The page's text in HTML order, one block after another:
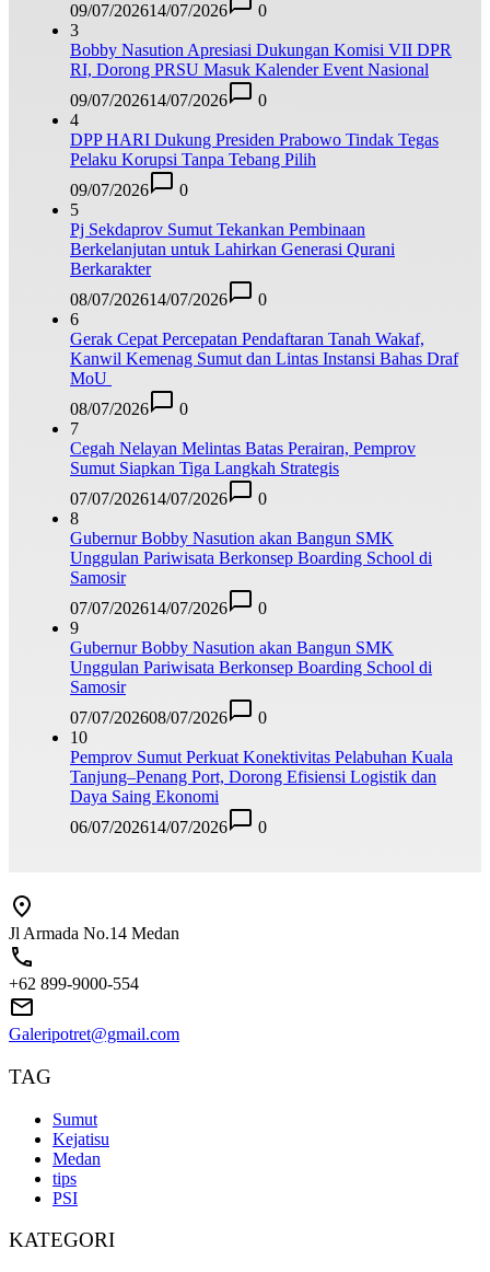
09/07/202614/07/2026
0
3
Bobby Nasution Apresiasi Dukungan Komisi VII DPR
RI, Dorong PRSU Masuk Kalender Event Nasional
09/07/202614/07/2026
0
4
DPP HARI Dukung Presiden Prabowo Tindak Tegas
Pelaku Korupsi Tanpa Tebang Pilih
09/07/2026
0
5
Pj Sekdaprov Sumut Tekankan Pembinaan
Berkelanjutan untuk Lahirkan Generasi Qurani
Berkarakter
08/07/202614/07/2026
0
6
Gerak Cepat Percepatan Pendaftaran Tanah Wakaf,
Kanwil Kemenag Sumut dan Lintas Instansi Bahas Draf
MoU
08/07/2026
0
7
Cegah Nelayan Melintas Batas Perairan, Pemprov
Sumut Siapkan Tiga Langkah Strategis
07/07/202614/07/2026
0
8
Gubernur Bobby Nasution akan Bangun SMK
Unggulan Pariwisata Berkonsep Boarding School di
Samosir
07/07/202614/07/2026
0
9
Gubernur Bobby Nasution akan Bangun SMK
Unggulan Pariwisata Berkonsep Boarding School di
Samosir
07/07/202608/07/2026
0
10
Pemprov Sumut Perkuat Konektivitas Pelabuhan Kuala
Tanjung–Penang Port, Dorong Efisiensi Logistik dan
Daya Saing Ekonomi
06/07/202614/07/2026 0
Jl Armada No.14 Medan
+62 899-9000-554
Galeripotret@gmail.com
TAG
Sumut
Kejatisu
Medan
tips
PSI
KATEGORI